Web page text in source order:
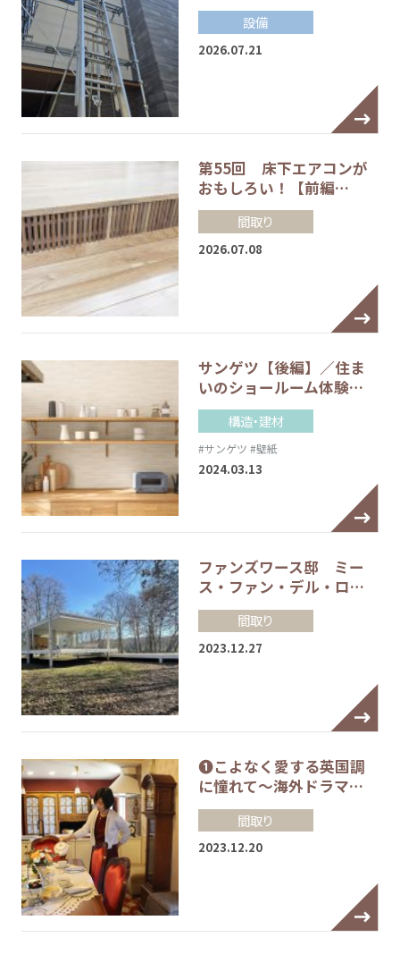
設備
2026.07.21
第55回 床下エアコンが
おもしろい！【前編…
間取り
2026.07.08
サンゲツ【後編】／住ま
いのショールーム体験…
構造・建材
#サンゲツ #壁紙
2024.03.13
ファンズワース邸 ミー
ス・ファン・デル・ロ…
間取り
2023.12.27
❶こよなく愛する英国調
に憧れて～海外ドラマ…
間取り
2023.12.20